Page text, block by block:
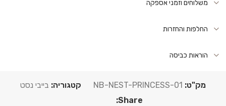
משלוחים וזמני אספקה
החלפות והחזרות
הוראות כביסה
מק"ט: NB-NEST-PRINCESS-01 קטגוריה: בייבי נסט
Share: